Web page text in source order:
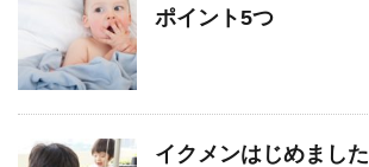
ポイント5つ
イクメンはじめました